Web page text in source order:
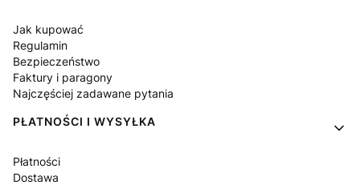
Jak kupować
Regulamin
Bezpieczeństwo
Faktury i paragony
Najczęściej zadawane pytania
PŁATNOŚCI I WYSYŁKA
Płatności
Dostawa